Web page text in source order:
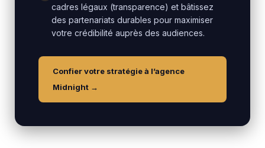
cadres légaux (transparence) et bâtissez
des partenariats durables pour maximiser
votre crédibilité auprès des audiences.
Confier votre stratégie à l’agence
Midnight →